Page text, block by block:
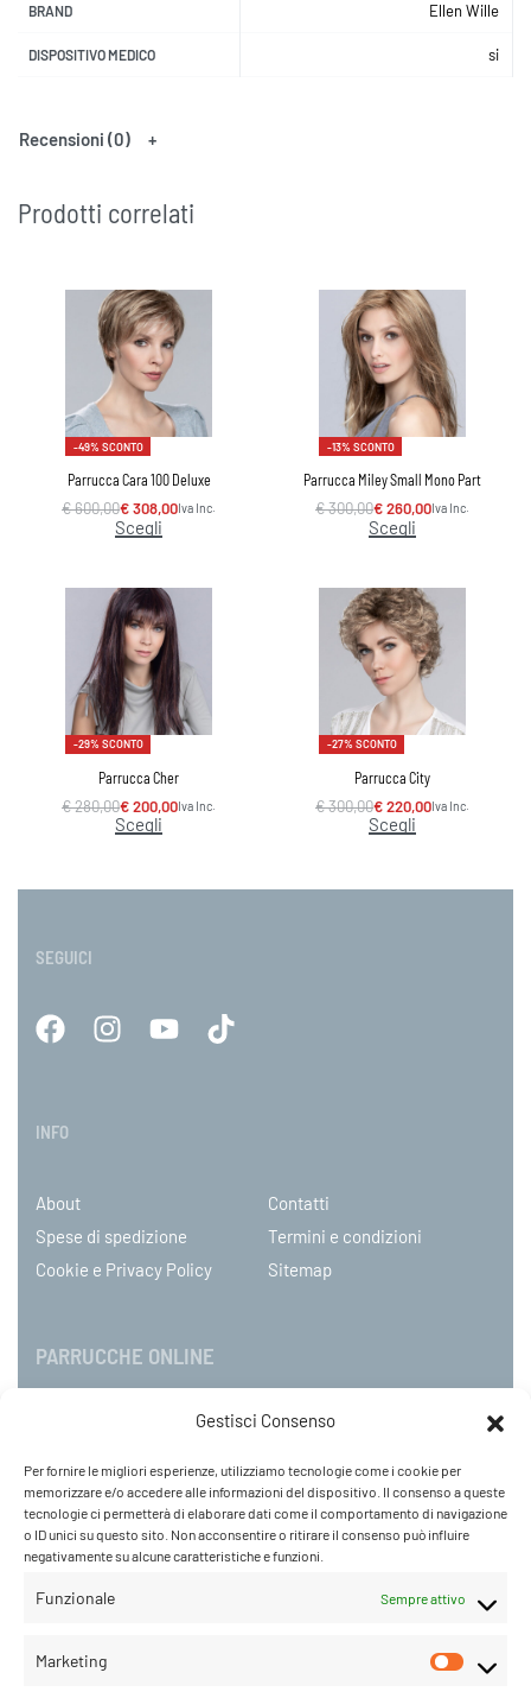
Gestisci Consenso
Per fornire le migliori esperienze, utilizziamo tecnologie come i cookie per
memorizzare e/o accedere alle informazioni del dispositivo. Il consenso a queste
tecnologie ci permetterà di elaborare dati come il comportamento di navigazione
o ID unici su questo sito. Non acconsentire o ritirare il consenso può influire
negativamente su alcune caratteristiche e funzioni.
Funzionale Sempre attivo
Marketing
BRAND Ellen Wille
DISPOSITIVO MEDICO si
Recensioni (0)
Prodotti correlati
-49% SCONTO
Parrucca Cara 100 Deluxe
€600,00€308,00Iva Inc.
Scegli
-13% SCONTO
Parrucca Miley Small Mono Part
€300,00€260,00Iva Inc.
Scegli
-29% SCONTO
Parrucca Cher
€280,00€200,00Iva Inc.
Scegli
-27% SCONTO
Parrucca City
€300,00€220,00Iva Inc.
Scegli
SEGUICI
INFO
About
Contatti
Spese di spedizione
Termini e condizioni
Cookie e Privacy Policy
Sitemap
PARRUCCHE ONLINE
Tel: +39 0321 659378 / 393229
WhatsApp: +39 342 9218104
info@parruccheonline.com
PEC –farcaphair@legalmail.it
Sabato 09:00-18:00